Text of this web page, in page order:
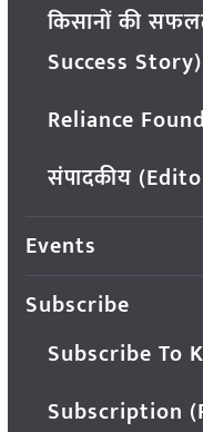
किसानों की
Success Story)
Reliance
संपादकीय
Events
Subscribe
Subscribe To
Subscription